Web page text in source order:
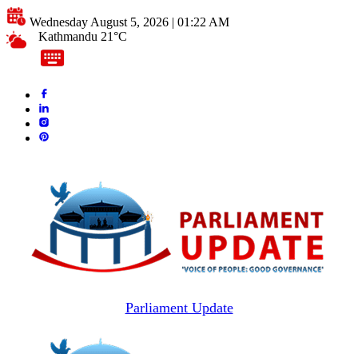
Wednesday August 5, 2026 | 01:22 AM
Kathmandu 21°C
Parliament Update